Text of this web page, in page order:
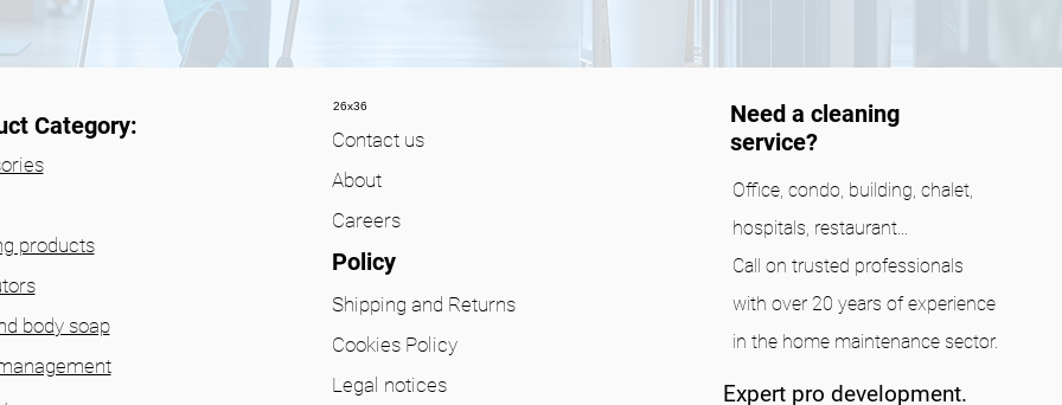
Category:
products
body soap
26x36
Contact us
About
Careers
Policy
Shipping and Returns
Cookies Policy
Legal notices
Need a cleaning
service?
Office, condo, building, chalet,
hospitals, restaurant...
Call on trusted professionals
with over 20 years of experience
in the home maintenance sector.
Expert pro development.